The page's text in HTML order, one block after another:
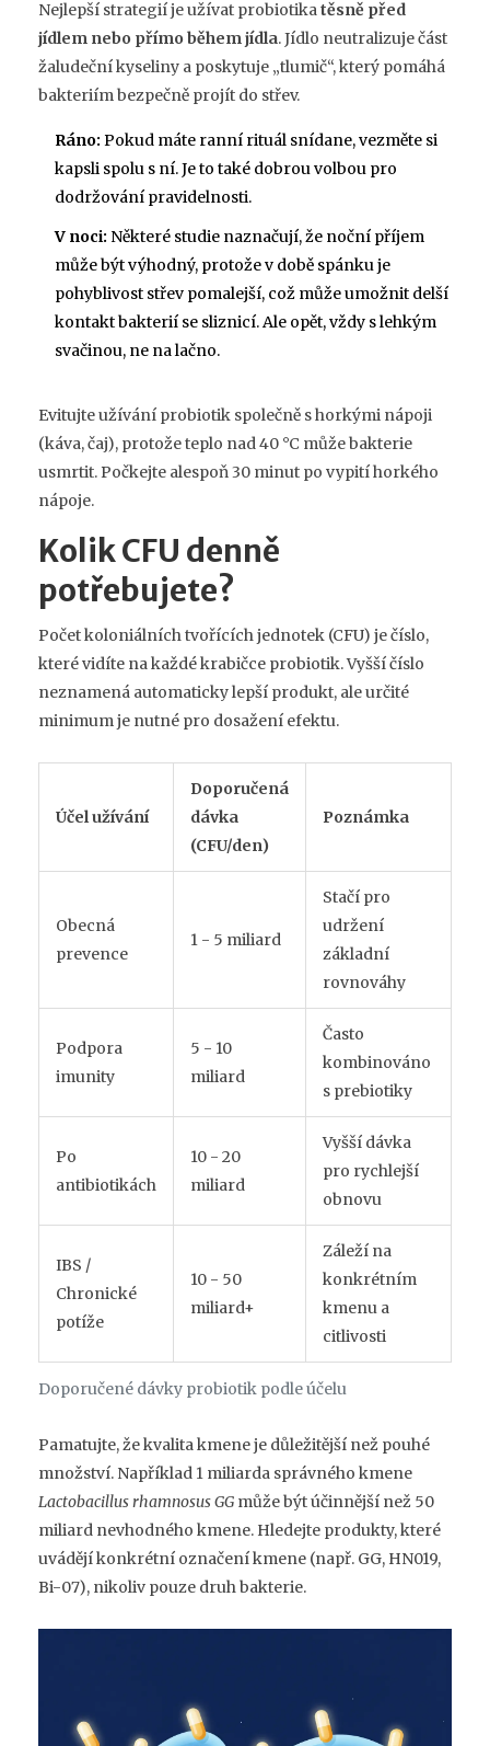
Nejlepší strategií je užívat probiotikatěsně před
jídlem nebo přímo během jídla. Jídlo neutralizuje část
žaludeční kyseliny a poskytuje „tlumič“, který pomáhá
bakteriím bezpečně projít do střev.
Ráno: Pokud máte ranní rituál snídane, vezměte si
kapsli spolu s ní. Je to také dobrou volbou pro
dodržování pravidelnosti.
V noci: Některé studie naznačují, že noční příjem
může být výhodný, protože v době spánku je
pohyblivost střev pomalejší, což může umožnit delší
kontakt bakterií se sliznicí. Ale opět, vždy s lehkým
svačinou, ne na lačno.
Evitujte užívání probiotik společně s horkými nápoji
(káva, čaj), protože teplo nad 40 °C může bakterie
usmrtit. Počkejte alespoň 30 minut po vypití horkého
nápoje.
Kolik CFU denně
potřebujete?
Počet koloniálních tvořících jednotek (CFU) je číslo,
které vidíte na každé krabičce probiotik. Vyšší číslo
neznamená automaticky lepší produkt, ale určité
minimum je nutné pro dosažení efektu.
Doporučené dávky probiotik podle účelu
Účel užívání
Doporučená
dávka
(CFU/den)
Poznámka
Obecná
prevence
1 - 5 miliard
Stačí pro
udržení
základní
rovnováhy
Podpora
imunity
5 - 10
miliard
Často
kombinováno
s prebiotiky
Po
antibiotikách
10 - 20
miliard
Vyšší dávka
pro rychlejší
obnovu
IBS /
Chronické
potíže
10 - 50
miliard+
Záleží na
konkrétním
kmenu a
citlivosti
Pamatujte, že kvalita kmene je důležitější než pouhé
množství. Například 1 miliarda správného kmene
Lactobacillus rhamnosus GG může být účinnější než 50
miliard nevhodného kmene. Hledejte produkty, které
uvádějí konkrétní označení kmene (např. GG, HN019,
Bi-07), nikoliv pouze druh bakterie.